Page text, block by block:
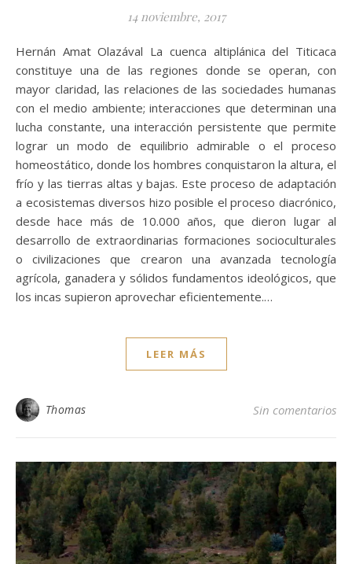
14 noviembre, 2017
Hernán Amat Olazával La cuenca altiplánica del Titicaca
constituye una de las regiones donde se operan, con
mayor claridad, las relaciones de las sociedades humanas
con el medio ambiente; interacciones que determinan una
lucha constante, una interacción persistente que permite
lograr un modo de equilibrio admirable o el proceso
homeostático, donde los hombres conquistaron la altura, el
frío y las tierras altas y bajas. Este proceso de adaptación
a ecosistemas diversos hizo posible el proceso diacrónico,
desde hace más de 10.000 años, que dieron lugar al
desarrollo de extraordinarias formaciones socioculturales
o civilizaciones que crearon una avanzada tecnología
agrícola, ganadera y sólidos fundamentos ideológicos, que
los incas supieron aprovechar eficientemente.…
LEER MÁS
Thomas Sin comentarios